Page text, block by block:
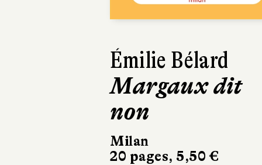
Aurélie
Félix
les règles
Milan
22 pages, 5,50 €